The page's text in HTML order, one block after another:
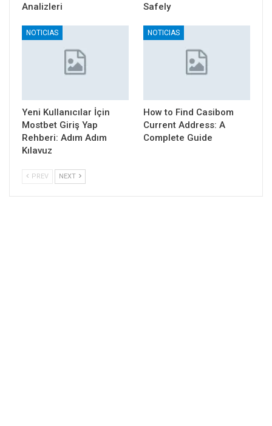
Analizleri
Safely
NOTICIAS
Yeni Kullanıcılar İçin
Mostbet Giriş Yap
Rehberi: Adım Adım
Kılavuz
NOTICIAS
How to Find Casibom
Current Address: A
Complete Guide
PREV NEXT